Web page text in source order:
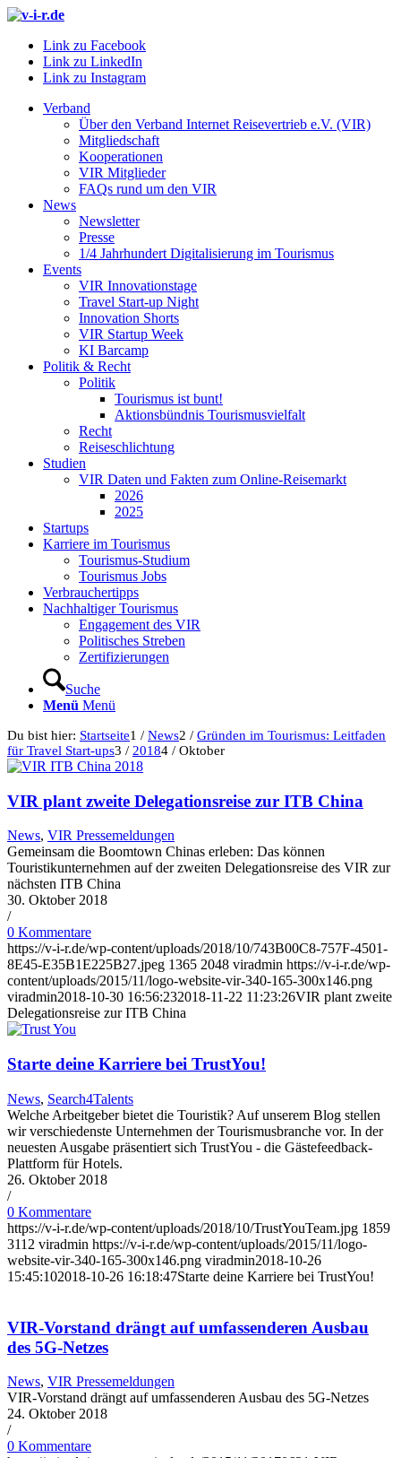
Link zu Facebook
Link zu LinkedIn
Link zu Instagram
Verband
Über den Verband Internet Reisevertrieb e.V. (VIR)
Mitgliedschaft
Kooperationen
VIR Mitglieder
FAQs rund um den VIR
News
Newsletter
Presse
1/4 Jahrhundert Digitalisierung im Tourismus
Events
VIR Innovationstage
Travel Start-up Night
Innovation Shorts
VIR Startup Week
KI Barcamp
Politik & Recht
Politik
Tourismus ist bunt!
Aktionsbündnis Tourismusvielfalt
Recht
Reiseschlichtung
Studien
VIR Daten und Fakten zum Online-Reisemarkt
2026
2025
Startups
Karriere im Tourismus
Tourismus-Studium
Tourismus Jobs
Verbrauchertipps
Nachhaltiger Tourismus
Engagement des VIR
Politisches Streben
Zertifizierungen
Suche
Menü Menü
Du bist hier: Startseite1 / News2 / Gründen im Tourismus: Leitfaden
für Travel Start-ups3 / 20184 / Oktober
VIR plant zweite Delegationsreise zur ITB China
News, VIR Pressemeldungen
Gemeinsam die Boomtown Chinas erleben: Das können
Touristikunternehmen auf der zweiten Delegationsreise des VIR zur
nächsten ITB China
30. Oktober 2018
/
0 Kommentare
https://v-i-r.de/wp-content/uploads/2018/10/743B00C8-757F-4501-
8E45-E35B1E225B27.jpeg 1365 2048 viradmin https://v-i-r.de/wp-
content/uploads/2015/11/logo-website-vir-340-165-300x146.png
viradmin2018-10-30 16:56:232018-11-22 11:23:26VIR plant zweite
Delegationsreise zur ITB China
Starte deine Karriere bei TrustYou!
News, Search4Talents
Welche Arbeitgeber bietet die Touristik? Auf unserem Blog stellen
wir verschiedenste Unternehmen der Tourismusbranche vor. In der
neuesten Ausgabe präsentiert sich TrustYou - die Gästefeedback-
Plattform für Hotels.
26. Oktober 2018
/
0 Kommentare
https://v-i-r.de/wp-content/uploads/2018/10/TrustYouTeam.jpg 1859
3112 viradmin https://v-i-r.de/wp-content/uploads/2015/11/logo-
website-vir-340-165-300x146.png viradmin2018-10-26
15:45:102018-10-26 16:18:47Starte deine Karriere bei TrustYou!
VIR-Vorstand drängt auf umfassenderen Ausbau
des 5G-Netzes
News, VIR Pressemeldungen
VIR-Vorstand drängt auf umfassenderen Ausbau des 5G-Netzes
24. Oktober 2018
/
0 Kommentare